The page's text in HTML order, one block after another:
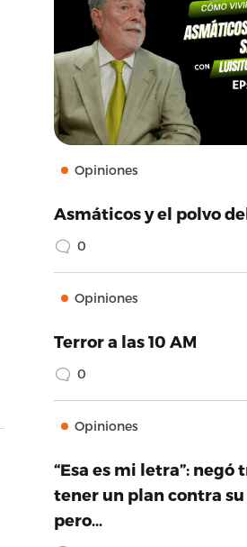
Opiniones
Asmáticos y el polvo
0
Opiniones
Terror a las 10 AM
0
Opiniones
“Esa es mi letra”: negó
tener un plan contra su
pero…